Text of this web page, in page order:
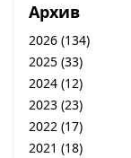
Архив
2026 (134)
2025 (33)
2024 (12)
2023 (23)
2022 (17)
2021 (18)